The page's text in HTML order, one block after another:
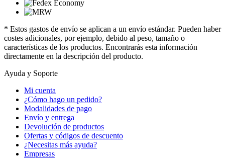
* Estos gastos de envío se aplican a un envío estándar. Pueden haber
costes adicionales, por ejemplo, debido al peso, tamaño o
características de los productos. Encontrarás esta información
directamente en la descripción del producto.
Ayuda y Soporte
Mi cuenta
¿Cómo hago un pedido?
Modalidades de pago
Envío y entrega
Devolución de productos
Ofertas y códigos de descuento
¿Necesitas más ayuda?
Empresas